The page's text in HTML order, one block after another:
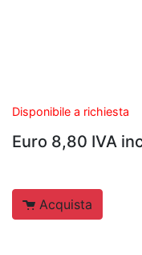
Disponibile a richiesta
Euro 8,80 IVA
Acquista